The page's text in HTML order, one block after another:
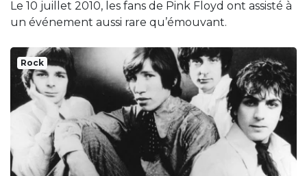
Le 10 juillet 2010, les fans de Pink Floyd ont assisté à
un événement aussi rare qu’émouvant.
Rock